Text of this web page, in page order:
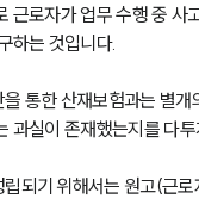
근로자가 업무 수행 중 사
하는 것입니다.
통한 산재보험과는 별개
과실이 존재했는지를 다투
되기 위해서는 원고(근